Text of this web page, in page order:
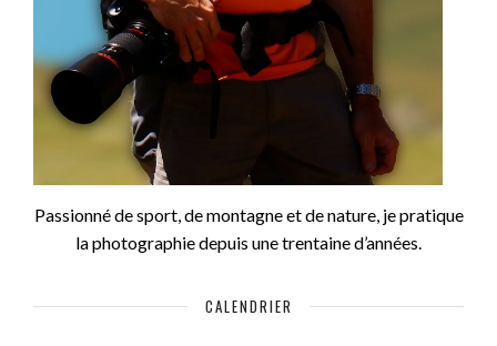
Passionné de sport, de montagne et de nature, je pratique
la photographie depuis une trentaine d’années.
CALENDRIER